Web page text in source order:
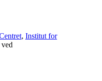
, Institut for